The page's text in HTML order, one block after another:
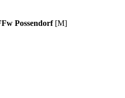
Possendorf [M]